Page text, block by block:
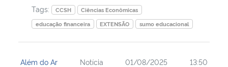
Tags:
CCSH
Ciências Econômicas
educação financeira
EXTENSÃO sumo educacional
Além do Ar Notícia 01/08/2025 13:50